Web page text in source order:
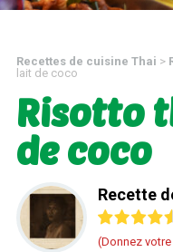
Recettes de cuisine Thai >
lait de coco
Risotto
de coco
Recette
(Donnez